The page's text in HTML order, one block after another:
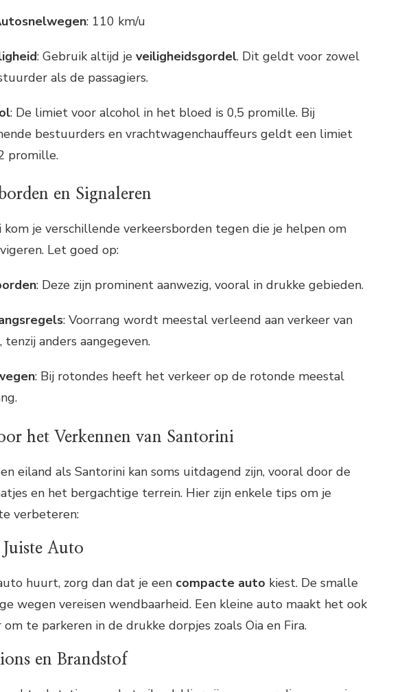
: 110 km/u
: Gebruik altijd je veiligheidsgordel. Dit geldt voor zowel
als de passagiers.
: De limiet voor alcohol in het bloed is 0,5 promille. Bij
bestuurders en vrachtwagenchauffeurs geldt een limiet
promille.
en Signaleren
kom je verschillende verkeersborden tegen die je helpen om
Let goed op:
: Deze zijn prominent aanwezig, vooral in drukke gebieden.
: Voorrang wordt meestal verleend aan verkeer van
tenzij anders aangegeven.
: Bij rotondes heeft het verkeer op de rotonde meestal
het Verkennen van Santorini
eiland als Santorini kan soms uitdagend zijn, vooral door de
en het bergachtige terrein. Hier zijn enkele tips om je
verbeteren:
Auto
huurt, zorg dan dat je een compacte auto kiest. De smalle
wegen vereisen wendbaarheid. Een kleine auto maakt het ook
om te parkeren in de drukke dorpjes zoals Oia en Fira.
en Brandstof